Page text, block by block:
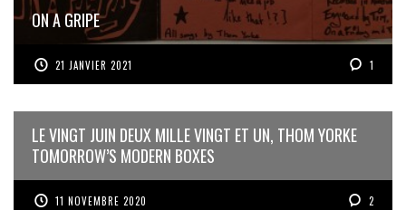
ON A GRIPE
21 JANVIER 2021 1
LE VINGT JUIN DEUX MILLE VINGT ET UN, THOM YORKE
TOMORROW’S MODERN BOXES
11 NOVEMBRE 2020 2